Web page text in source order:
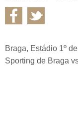
Braga, Estádio 1º
Sporting de Braga